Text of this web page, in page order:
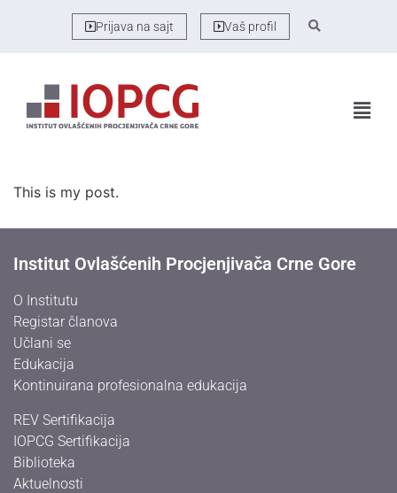
Prijava na sajt Vaš profil
This is my post.
Institut Ovlašćenih Procjenjivača Crne Gore
O Institutu
Registar članova
Učlani se
Edukacija
Kontinuirana profesionalna edukacija
REV Sertifikacija
IOPCG Sertifikacija
Biblioteka
Aktuelnosti